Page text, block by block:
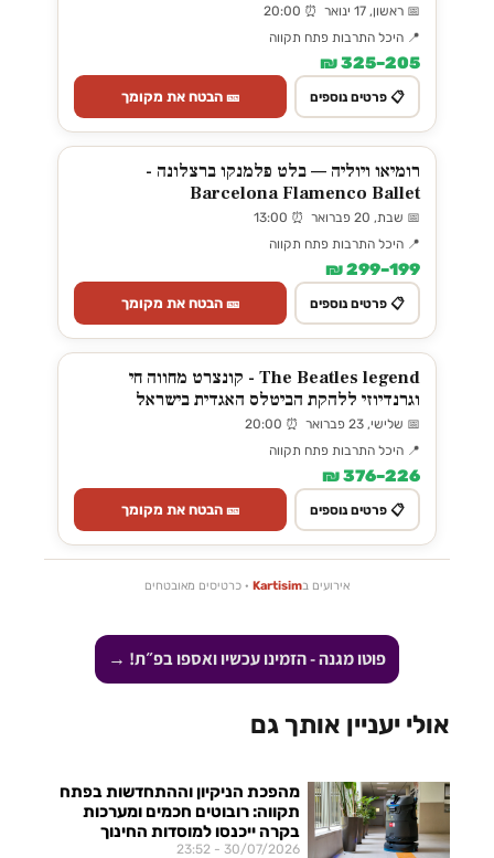
📅 ראשון, 17 ינואר ⏰ 20:00
📍 היכל התרבות פתח תקווה
205–325 ₪
📋 פרטים נוספים 🎫 הבטח את מקומך
רומיאו ויוליה — בלט פלמנקו ברצלונה -
Barcelona Flamenco Ballet
📅 שבת, 20 פברואר ⏰ 13:00
📍 היכל התרבות פתח תקווה
199–299 ₪
📋 פרטים נוספים 🎫 הבטח את מקומך
The Beatles legend - קונצרט מחווה חי
וגרנדיוזי ללהקת הביטלס האגדית בישראל
📅 שלישי, 23 פברואר ⏰ 20:00
📍 היכל התרבות פתח תקווה
226–376 ₪
📋 פרטים נוספים 🎫 הבטח את מקומך
אירועים בKartisim · כרטיסים מאובטחים
פוטו מגנה - הזמינו עכשיו ואספו בפ״ת! →
אולי יעניין אותך גם
מהפכת הניקיון וההתחדשות בפתח
תקווה: רובוטים חכמים ומערכות
בקרה ייכנסו למוסדות החינוך
30/07/2026